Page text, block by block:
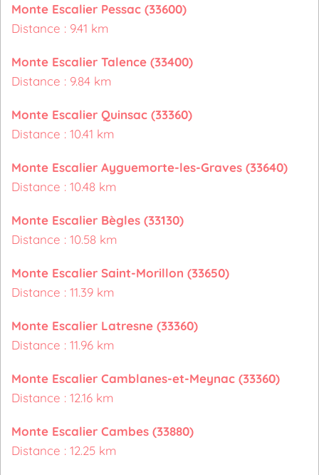
Monte Escalier Pessac (33600)
Distance : 9.41 km
Monte Escalier Talence (33400)
Distance : 9.84 km
Monte Escalier Quinsac (33360)
Distance : 10.41 km
Monte Escalier Ayguemorte-les-Graves (33640)
Distance : 10.48 km
Monte Escalier Bègles (33130)
Distance : 10.58 km
Monte Escalier Saint-Morillon (33650)
Distance : 11.39 km
Monte Escalier Latresne (33360)
Distance : 11.96 km
Monte Escalier Camblanes-et-Meynac (33360)
Distance : 12.16 km
Monte Escalier Cambes (33880)
Distance : 12.25 km